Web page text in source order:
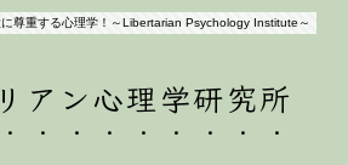
尊重する心理学！～Libertarian Psychology Institute～
アン心理学研究所